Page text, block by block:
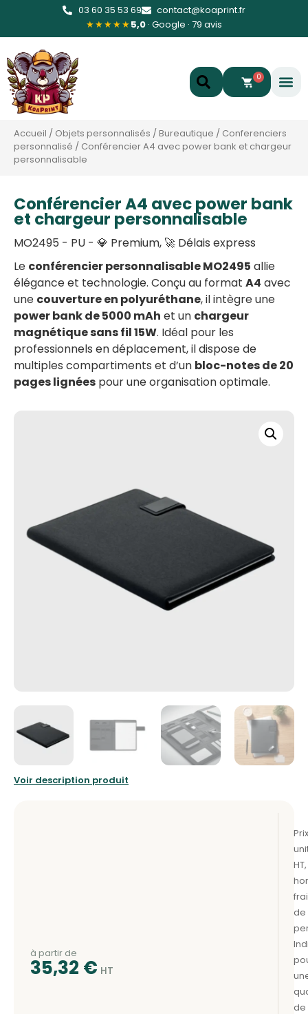
03 60 35 53 69
contact@koaprint.fr
★★★★★5,0 · Google · 79 avis
0
Accueil / Objets personnalisés /Bureautique / Conferenciers
personnalisé / Conférencier A4 avec power bank et chargeur
personnalisable
Conférencier A4 avec power bank
et chargeur personnalisable
MO2495 - PU - 💎 Premium, 🚀 Délais express
Le conférencier personnalisable MO2495 allie
élégance et technologie. Conçu au format A4 avec
une couverture en polyuréthane, il intègre une
power bank de 5000 mAh et un chargeur
magnétique sans fil 15W. Idéal pour les
professionnels en déplacement, il dispose de
multiples compartiments et d’un bloc-notes de 20
pages lignées pour une organisation optimale.
Voir description produit
à partir de
35,32 €